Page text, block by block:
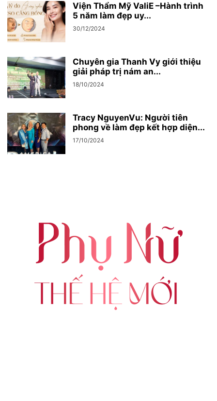
Viện Thẩm Mỹ ValiE –Hành trình
5 năm làm đẹp uy...
30/12/2024
Chuyên gia Thanh Vy giới thiệu
giải pháp trị nám an...
18/10/2024
Tracy NguyenVu: Người tiên
phong về làm đẹp kết hợp diện...
17/10/2024